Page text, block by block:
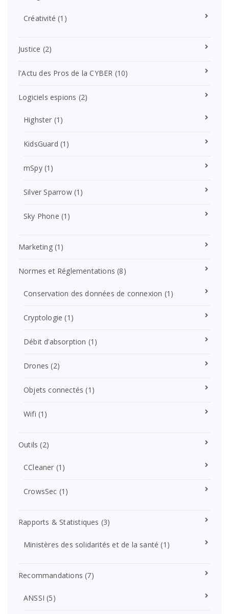
Créativité (1)
Justice (2)
l'Actu des Pros de la CYBER (10)
Logiciels espions (2)
Highster (1)
KidsGuard (1)
mSpy(1)
Silver Sparrow(1)
Sky Phone (1)
Marketing(1)
Normes et Réglementations (8)
Conservation des données de connexion (1)
Cryptologie (1)
Débit d’absorption (1)
Drones (2)
Objets connectés (1)
Wifi (1)
Outils (2)
CCleaner (1)
CrowsSec (1)
Rapports & Statistiques (3)
Ministères des solidarités et de la santé (1)
Recommandations (7)
ANSSI (5)